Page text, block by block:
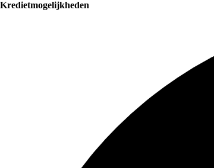
Kredietmogelijkheden